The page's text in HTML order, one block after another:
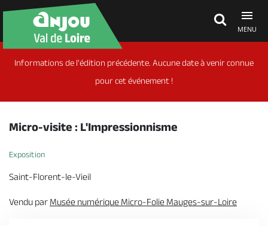
MENU
Découvrir
Agenda
Informations de l'édition précédente. Aucune date à venir connue
pour cet événement !
Micro-visite : L'Impressionnisme
Exposition
Saint-Florent-le-Vieil
Vendu par Musée numérique Micro-Folie Mauges-sur-Loire